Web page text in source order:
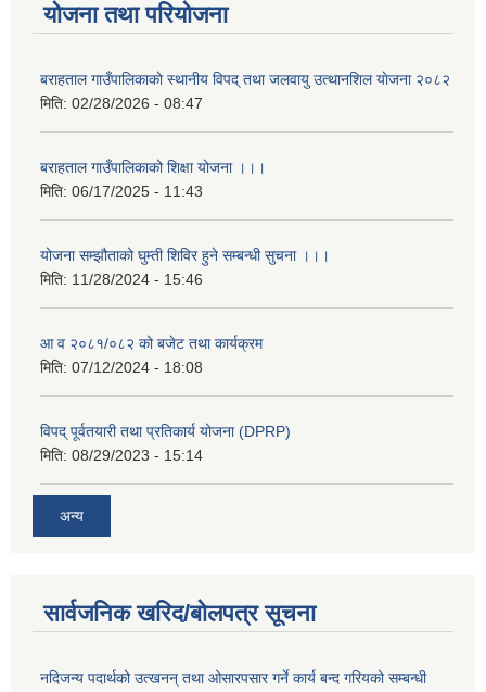
योजना तथा परियोजना
बराहताल गाउँपालिकाकाे स्थानीय विपद् तथा जलवायु उत्थानशिल याेजना २०८२
मिति: 02/28/2026 - 08:47
बराहताल गाउँपालिकाको शिक्षा योजना ।।।
मिति: 06/17/2025 - 11:43
योजना सम्झौताको घुम्ती शिविर हुने सम्बन्धी सुचना ।।।
मिति: 11/28/2024 - 15:46
आ व २०८१/०८२ को बजेट तथा कार्यक्रम
मिति: 07/12/2024 - 18:08
विपद् पूर्वतयारी तथा प्रतिकार्य योजना (DPRP)
मिति: 08/29/2023 - 15:14
अन्य
सार्वजनिक खरिद/बोलपत्र सूचना
नदिजन्य पदार्थको उत्खनन् तथा ओसारपसार गर्ने कार्य बन्द गरियको सम्बन्धी